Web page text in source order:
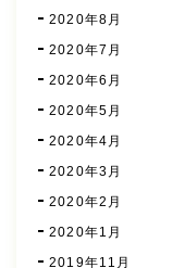
2020年8月
2020年7月
2020年6月
2020年5月
2020年4月
2020年3月
2020年2月
2020年1月
2019年11月